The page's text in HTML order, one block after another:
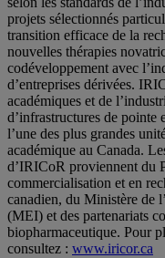
projets sélectionnés
transition efficace de la
nouvelles thérapies
codéveloppement avec
d’entreprises dérivées.
académiques et de
d’infrastructures de pointe
l’une des plus grandes
académique au Canada.
d’IRICoR proviennent du
commercialisation et en
canadien, du Ministère de
(MEI) et des partenariats
biopharmaceutique. Pour
consultez : www.iricor.ca